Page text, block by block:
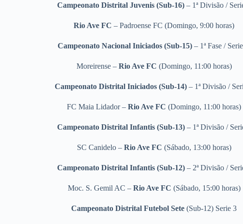
Campeonato Distrital Juvenis (Sub-16) – 1ª Divisão /
Rio Ave FC – Padroense FC (Domingo, 9:00 horas)
Campeonato Nacional Iniciados (Sub-15) – 1ª Fase /
Moreirense –Rio Ave FC (Domingo, 11:00 horas)
Campeonato Distrital Iniciados (Sub-14) – 1ª Divisão /
FC Maia Lidador – Rio Ave FC (Domingo, 11:00 horas)
Campeonato Distrital Infantis (Sub-13) – 1ª Divisão /
SC Canidelo –Rio Ave FC (Sábado, 13:00 horas)
Campeonato Distrital Infantis (Sub-12)– 2ª Divisão /
Moc. S. Gemil AC –Rio Ave FC (Sábado, 15:00 horas)
Campeonato Distrital Futebol Sete (Sub-12) Serie 3